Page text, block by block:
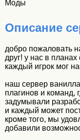
Моды
Описание
добро пожаловать
друг! у нас в
каждый игрок мог
наш сервер
плагинов и команд,
задумывали
и каждый может
кроме того, мы
добавили